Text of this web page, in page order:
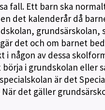
fall. Ett barn ska
det kalenderår då
grundsärskolan,
det och om barnet
i någon av dessa
i grundskolan eller
är det
det gäller